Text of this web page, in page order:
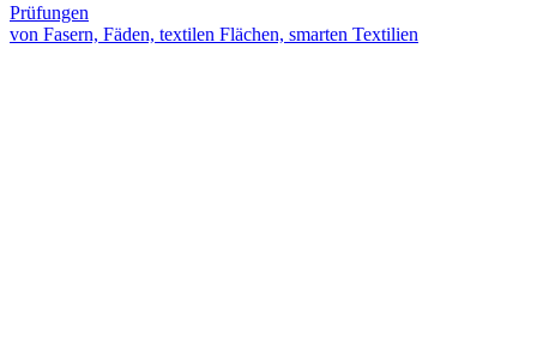
Prüfungen
von Fasern, Fäden, textilen Flächen, smarten Textilien